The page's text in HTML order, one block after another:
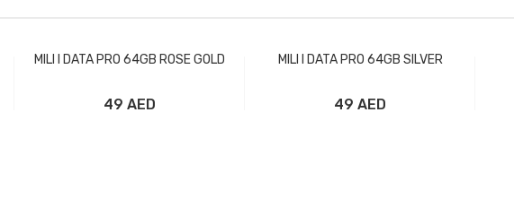
MILI I DATA PRO 64GB ROSE GOLD
49 AED
MILI I DATA PRO 64GB SILVER
49 AED